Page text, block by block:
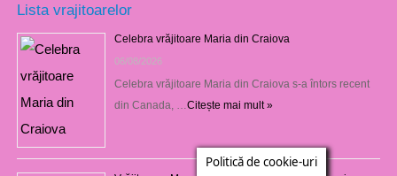
Lista vrajitoarelor
Celebra vrăjitoare Maria din Craiova
06/08/2026
Celebra vrăjitoare Maria din Craiova s-a întors recent
din Canada, … Citește mai mult »
Politică de cookie-uri